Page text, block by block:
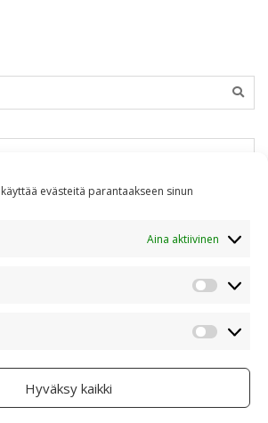
käyttää evästeitä parantaakseen sinun
Aina aktiivinen
Hyväksy kaikki